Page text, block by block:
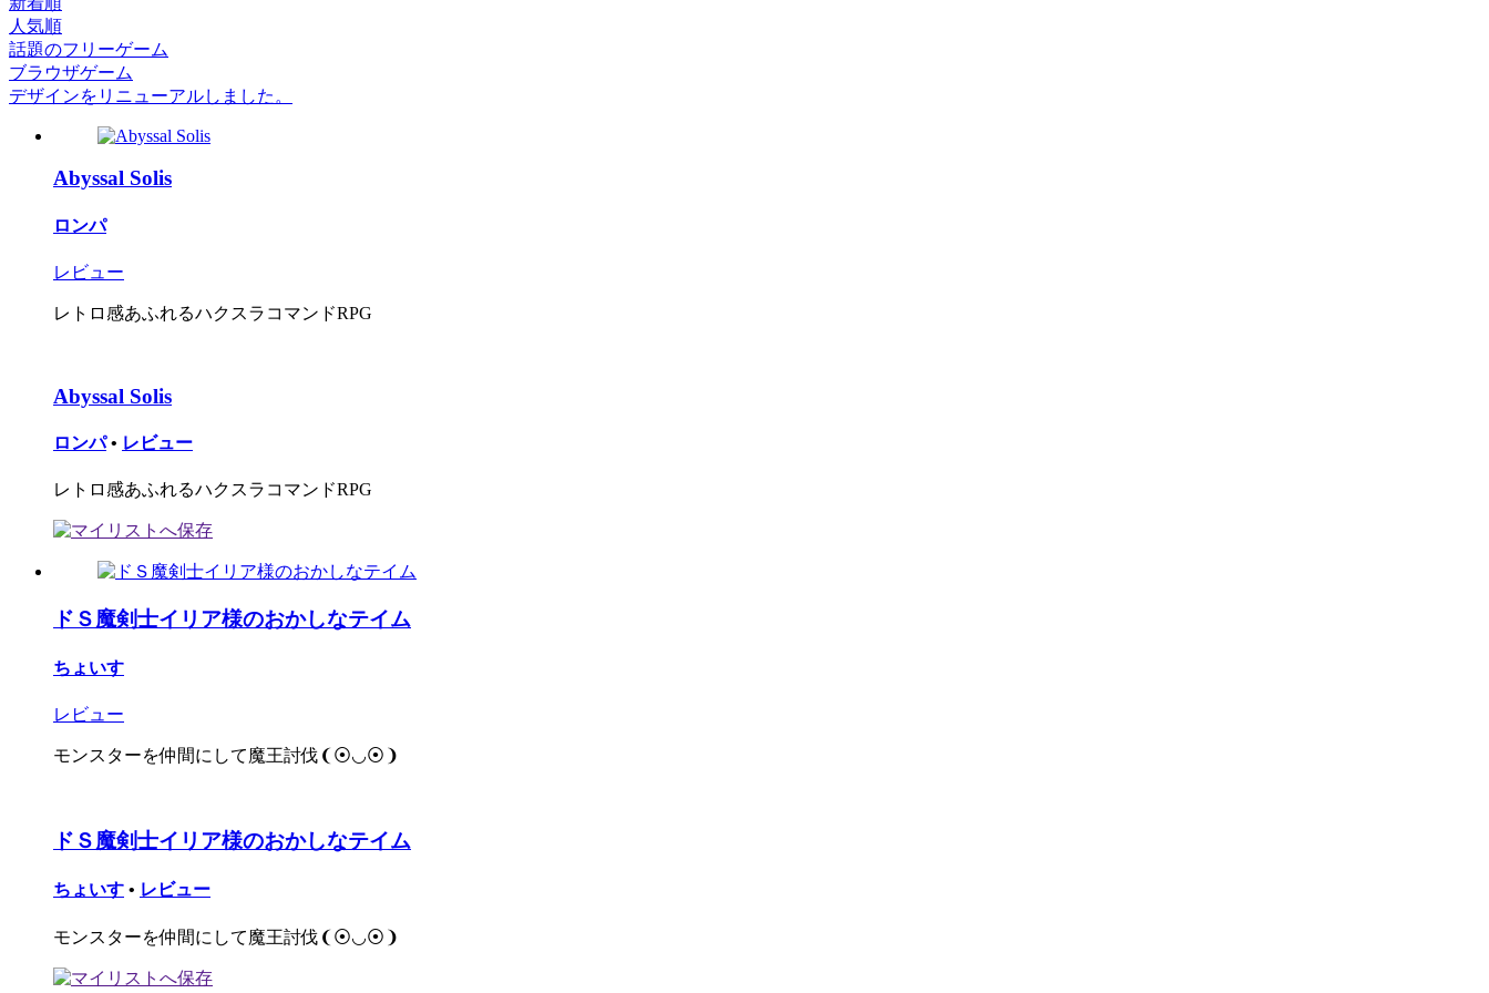
人気順
話題のフリーゲーム
ブラウザゲーム
デザインをリニューアルしました。
Abyssal Solis
ロンパ
レビュー
レトロ感あふれるハクスラコマンドRPG
Abyssal Solis
ロンパ • レビュー
レトロ感あふれるハクスラコマンドRPG
ドＳ魔剣士イリア様のおかしなテイム
ちょいす
レビュー
モンスターを仲間にして魔王討伐❨⦿◡⦿❩
ドＳ魔剣士イリア様のおかしなテイム
ちょいす • レビュー
モンスターを仲間にして魔王討伐❨⦿◡⦿❩